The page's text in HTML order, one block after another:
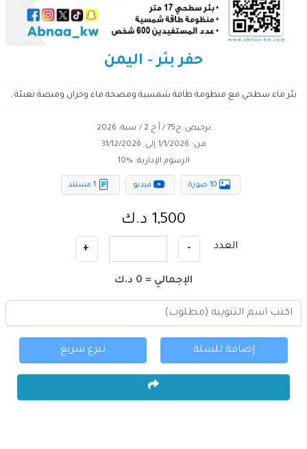
حفر بئر - اليمن
بئر ماء سطحي مع منظومة طاقة شمسية ومضخة ماء وخزان ومنصة تعبئة .
ترخيص: ج75 / أ خ 2 /
سنة: 2026
من: 1/1/2026 إلى: 31/12/2026
الرسوم الإدارية: %10
10 صورة فيديو 1 مستند
1,500 د.ك
العدد -
+
الإجمالي = 0 د.ك
إضافة للسلة تبرع سريع